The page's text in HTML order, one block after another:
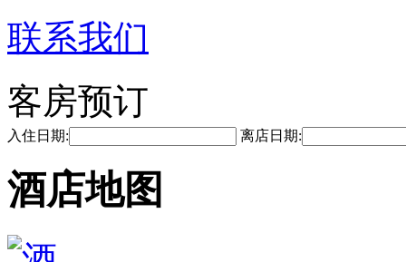
联系我们
客房预订
入住日期: 离店日期:
酒店地图